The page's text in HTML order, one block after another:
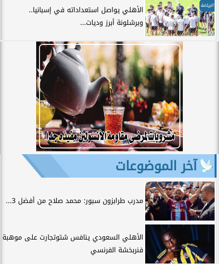
الرياضة
الأهلي يواصل استعداداته في إسبانيا..
وبرشلونة أبرز وديات...
آخر الموضوعات
مدرب طرابزون سبور: محمد صلاح من أفضل 3...
الأهلي السعودي ينافس شتوتجارت على موهبة
فنربخشة الفرنسي